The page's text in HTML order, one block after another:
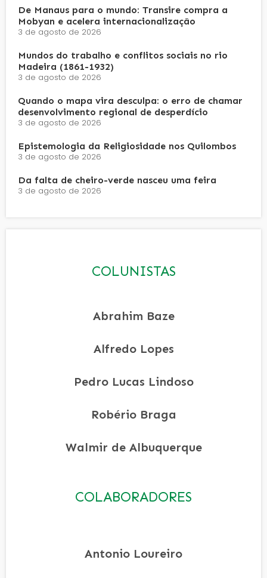
De Manaus para o mundo: Transire compra a
Mobyan e acelera internacionalização
3 de agosto de 2026
Mundos do trabalho e conflitos sociais no rio
Madeira (1861-1932)
3 de agosto de 2026
Quando o mapa vira desculpa: o erro de chamar
desenvolvimento regional de desperdício
3 de agosto de 2026
Epistemologia da Religiosidade nos Quilombos
3 de agosto de 2026
Da falta de cheiro-verde nasceu uma feira
3 de agosto de 2026
COLUNISTAS
Abrahim Baze
Alfredo Lopes
Pedro Lucas Lindoso
Robério Braga
Walmir de Albuquerque
COLABORADORES
Antonio Loureiro